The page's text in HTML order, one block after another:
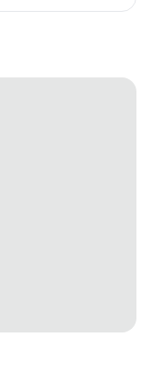
Lemot?
Alasannya